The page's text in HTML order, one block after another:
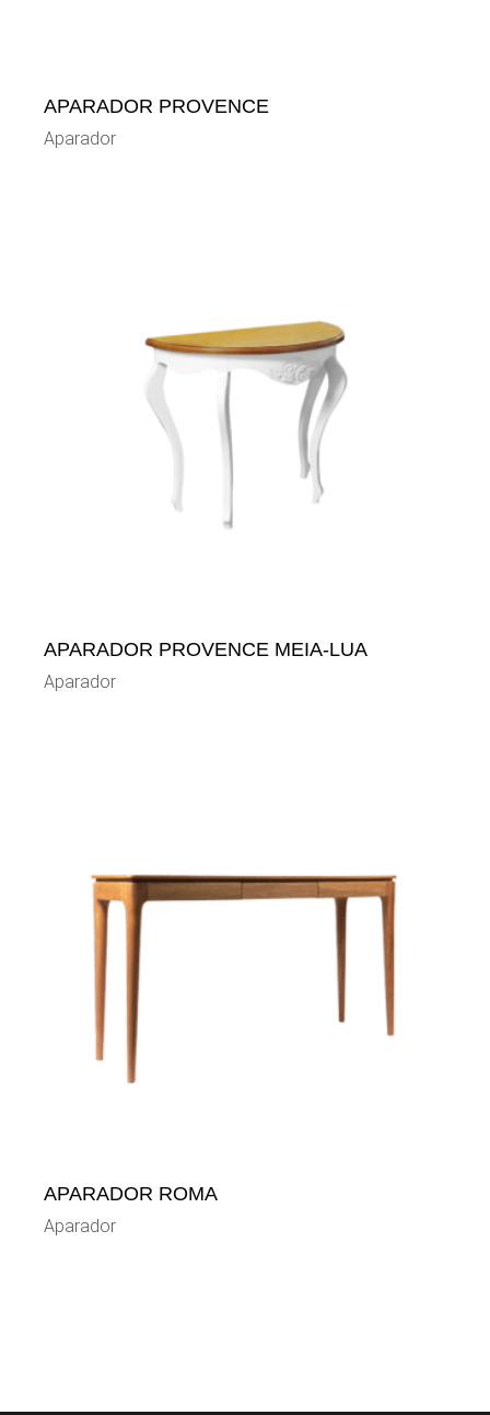
APARADOR PROVENCE
Aparador
APARADOR PROVENCE MEIA-LUA
Aparador
APARADOR ROMA
Aparador